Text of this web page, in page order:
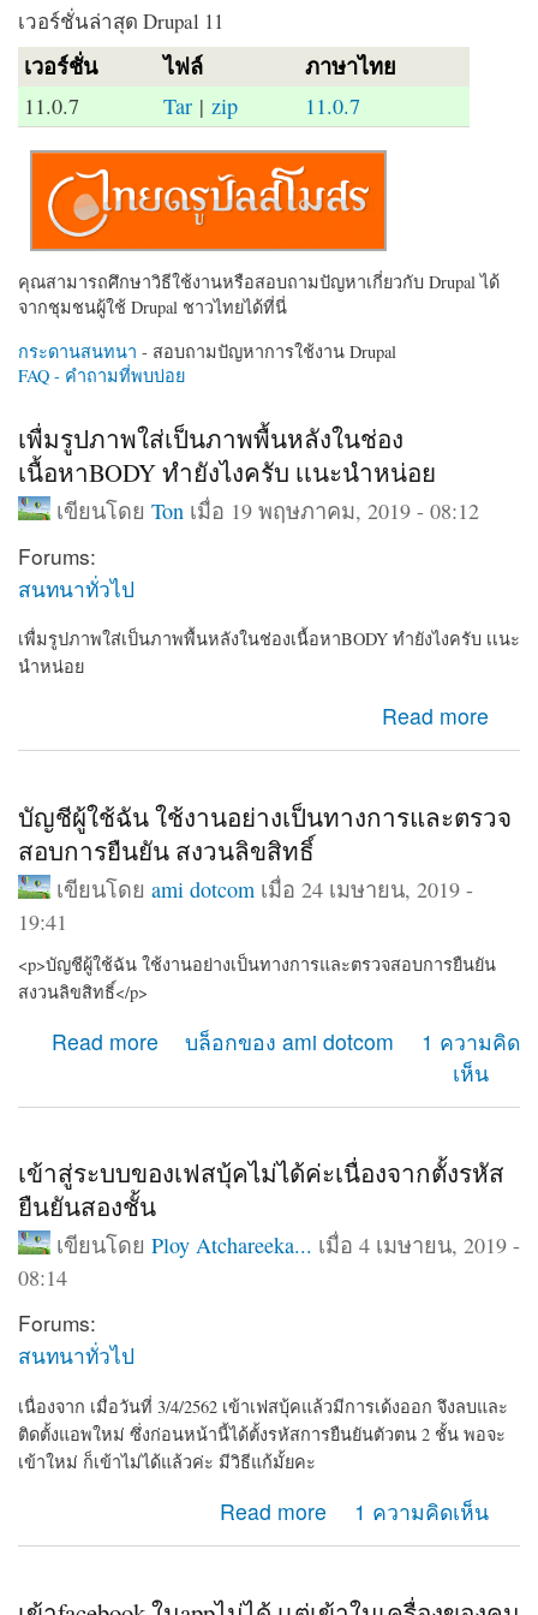
เวอร์ชั่นล่าสุด Drupal 11
เวอร์ชั่น ไฟล์ ภาษาไทย
11.0.7 Tar | zip 11.0.7
คุณสามารถศึกษาวิธีใช้งานหรือสอบถามปัญหาเกี่ยวกับ Drupal ได้
จากชุมชนผู้ใช้ Drupal ชาวไทยได้ที่นี่
กระดานสนทนา - สอบถามปัญหาการใช้งาน Drupal
FAQ - คำถามที่พบบ่อย
เพื่มรูปภาพใส่เป็นภาพพื้นหลังในช่อง
เนื้อหาBODY ทำยังไงครับ เเนะนำหน่อย
เขียนโดย Ton เมื่อ 19 พฤษภาคม, 2019 - 08:12
Forums:
สนทนาทั่วไป
เพื่มรูปภาพใส่เป็นภาพพื้นหลังในช่องเนื้อหาBODY ทำยังไงครับ เเนะ
นำหน่อย
Read more
about เพื่มรูปภาพใส่เป็นภาพพื้นหลังในช่องเนื้อหาBODY
ทำยังไงครับ เเนะนำหน่อย
บัญชีผู้ใช้ฉัน ใช้งานอย่างเป็นทางการและตรวจ
สอบการยืนยัน สงวนลิขสิทธิ์
เขียนโดย ami dotcom เมื่อ 24 เมษายน, 2019 -
19:41
<p>บัญชีผู้ใช้ฉัน ใช้งานอย่างเป็นทางการและตรวจสอบการยืนยัน
สงวนลิขสิทธิ์</p>
Read more
about บัญชีผู้ใช้ฉัน ใช้งานอย่างเป็นทางการและตรวจสอบ
การยืนยัน สงวนลิขสิทธิ์
บล็อกของ ami dotcom
1 ความคิด
เห็น
เข้าสู่ระบบของเฟสบุ้คไม่ได้ค่ะเนื่องจากตั้งรหัส
ยืนยันสองชั้น
เขียนโดย Ploy Atchareeka... เมื่อ 4 เมษายน, 2019 -
08:14
Forums:
สนทนาทั่วไป
เนื่องจาก เมื่อวันที่ 3/4/2562 เข้าเฟสบุ้คแล้วมีการเด้งออก จึงลบและ
ติดตั้งแอพใหม่ ซึ่งก่อนหน้านี้ได้ตั้งรหัสการยืนยันตัวตน 2 ชั้น พอจะ
เข้าใหม่ ก็เข้าไม่ได้แล้วค่ะ มีวิธีแก้มั้ยคะ
Read more
about เข้าสู่ระบบของเฟสบุ้คไม่ได้ค่ะเนื่องจากตั้งรหัสยืนยัน
สองชั้น
1 ความคิดเห็น